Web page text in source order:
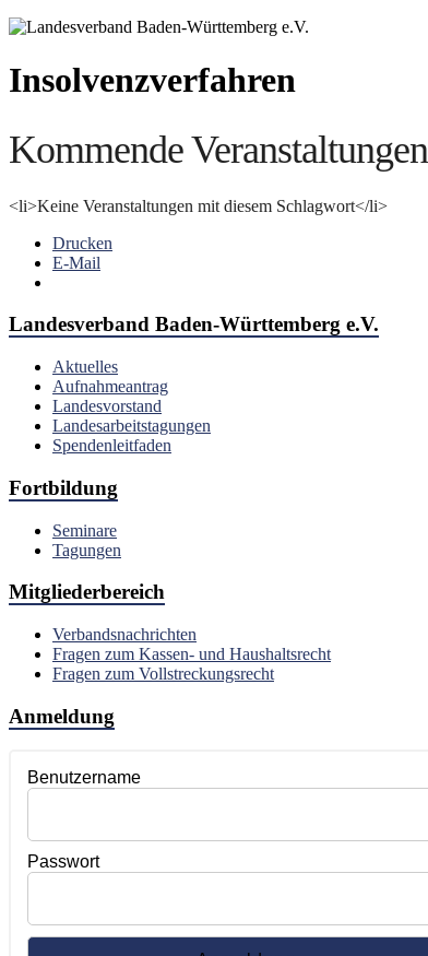
Insolvenzverfahren
Kommende Veranstaltungen
<li>Keine Veranstaltungen mit diesem Schlagwort</li>
Drucken
E-Mail
Landesverband Baden-Württemberg e.V.
Aktuelles
Aufnahmeantrag
Landesvorstand
Landesarbeitstagungen
Spendenleitfaden
Fortbildung
Seminare
Tagungen
Mitgliederbereich
Verbandsnachrichten
Fragen zum Kassen- und Haushaltsrecht
Fragen zum Vollstreckungsrecht
Anmeldung
Benutzername
Passwort